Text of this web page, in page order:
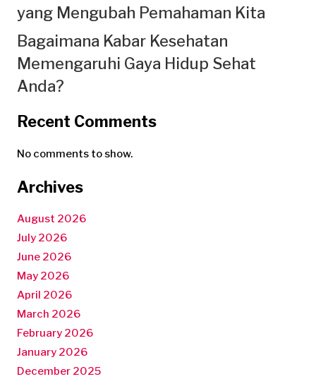
yang Mengubah Pemahaman Kita
Bagaimana Kabar Kesehatan
Memengaruhi Gaya Hidup Sehat
Anda?
Recent Comments
No comments to show.
Archives
August 2026
July 2026
June 2026
May 2026
April 2026
March 2026
February 2026
January 2026
December 2025